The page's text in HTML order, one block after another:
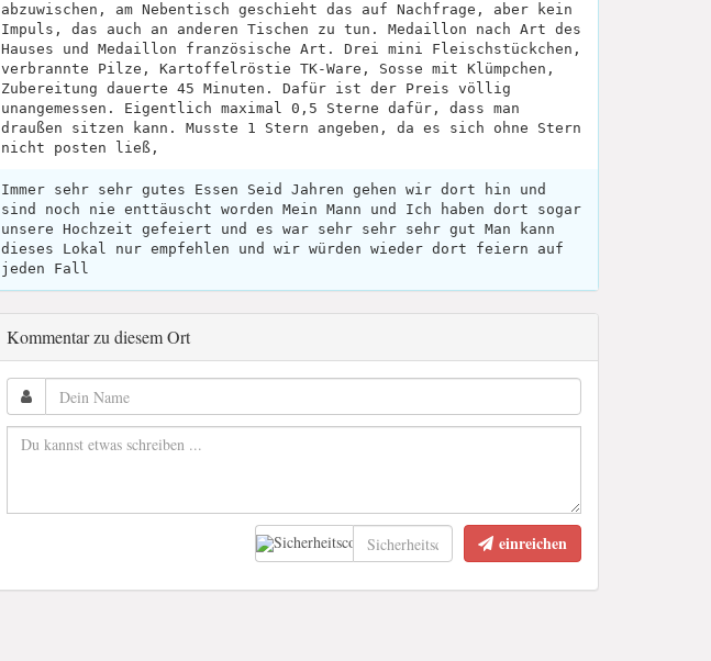
abzuwischen, am Nebentisch geschieht das auf Nachfrage, aber kein
Impuls, das auch an anderen Tischen zu tun. Medaillon nach Art des
Hauses und Medaillon französische Art. Drei mini Fleischstückchen,
verbrannte Pilze, Kartoffelröstie TK-Ware, Sosse mit Klümpchen,
Zubereitung dauerte 45 Minuten. Dafür ist der Preis völlig
unangemessen. Eigentlich maximal 0,5 Sterne dafür, dass man
draußen sitzen kann. Musste 1 Stern angeben, da es sich ohne Stern
nicht posten ließ,
Immer sehr sehr gutes Essen Seid Jahren gehen wir dort hin und
sind noch nie enttäuscht worden Mein Mann und Ich haben dort sogar
unsere Hochzeit gefeiert und es war sehr sehr sehr gut Man kann
dieses Lokal nur empfehlen und wir würden wieder dort feiern auf
jeden Fall
Kommentar zu diesem Ort
einreichen